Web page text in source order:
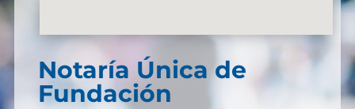
Notaría Única de
Fundación